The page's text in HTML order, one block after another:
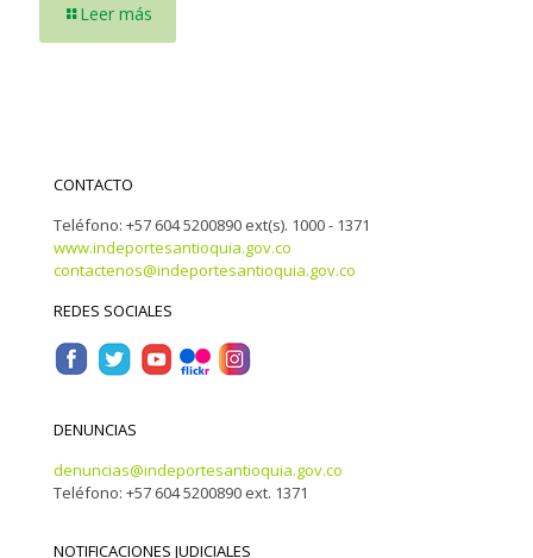
Leer más
CONTACTO
Teléfono: +57 604 5200890 ext(s). 1000 - 1371
www.indeportesantioquia.gov.co
contactenos@indeportesantioquia.gov.co
REDES SOCIALES
DENUNCIAS
denuncias@indeportesantioquia.gov.co
Teléfono: +57 604 5200890 ext. 1371
NOTIFICACIONES JUDICIALES